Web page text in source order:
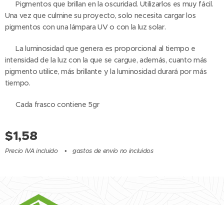
✅ Pigmentos que brillan en la oscuridad. Utilizarlos es muy fácil.
Una vez que culmine su proyecto, solo necesita cargar los
pigmentos con una lámpara UV o con la luz solar.
✅ La luminosidad que genera es proporcional al tiempo e
intensidad de la luz con la que se cargue, además, cuanto más
pigmento utilice, más brillante y la luminosidad durará por más
tiempo.
✅ Cada frasco contiene 5gr
$1,58
Precio IVA incluido gastos de envío no incluidos